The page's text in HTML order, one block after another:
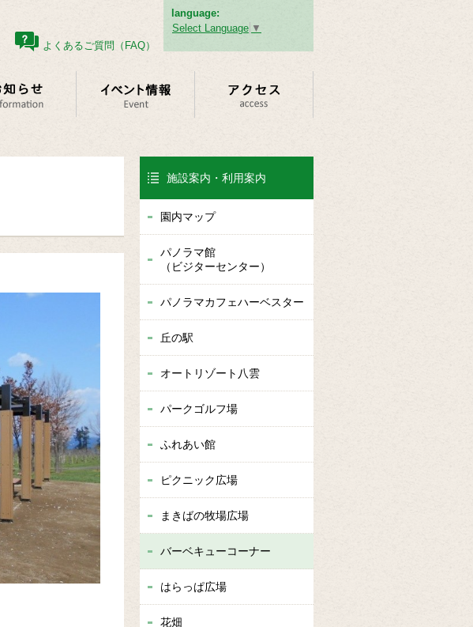
language:
Select Language ▼
よくあるご質問（FAQ）
施設案内・利用案内
園内マップ
パノラマ館
（ビジターセンター）
パノラマカフェハーベスター
丘の駅
オートリゾート八雲
パークゴルフ場
ふれあい館
ピクニック広場
まきばの牧場広場
バーベキューコーナー
はらっぱ広場
花畑